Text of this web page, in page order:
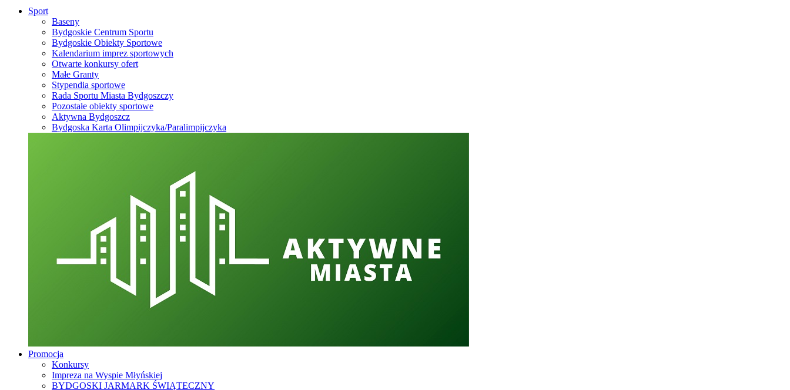
Sport
Baseny
Bydgoskie Centrum Sportu
Bydgoskie Obiekty Sportowe
Kalendarium imprez sportowych
Otwarte konkursy ofert
Małe Granty
Stypendia sportowe
Rada Sportu Miasta Bydgoszczy
Pozostałe obiekty sportowe
Aktywna Bydgoszcz
Bydgoska Karta Olimpijczyka/Paralimpijczyka
Promocja
Konkursy
Impreza na Wyspie Młyńskiej
BYDGOSKI JARMARK ŚWIĄTECZNY